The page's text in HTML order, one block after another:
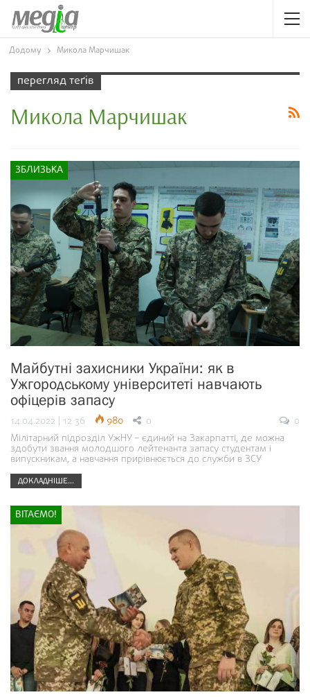
Додому Микола Марчишак
перегляд теґів
Микола Марчишак
ЗБЛИЗЬКА
Майбутні захисники України: як в
Ужгородському університеті навчають
офіцерів запасу
14.04.2022 | 12:36 980 0
0
Мілітарний підрозділ УжНУ – єдиний на Закарпатті, де можна
здобути звання молодшого лейтенанта запасу студентам і
випускникам, а навчання прирівнюється до служби в ЗСУ
ДОКЛАДНІШЕ...
ВІТАЄМО!